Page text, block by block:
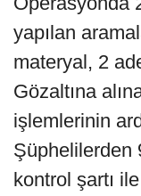
yapılan
materyal, 2
Gözaltına
işlemlerinin
Şüphelilerden
kontrol şartı